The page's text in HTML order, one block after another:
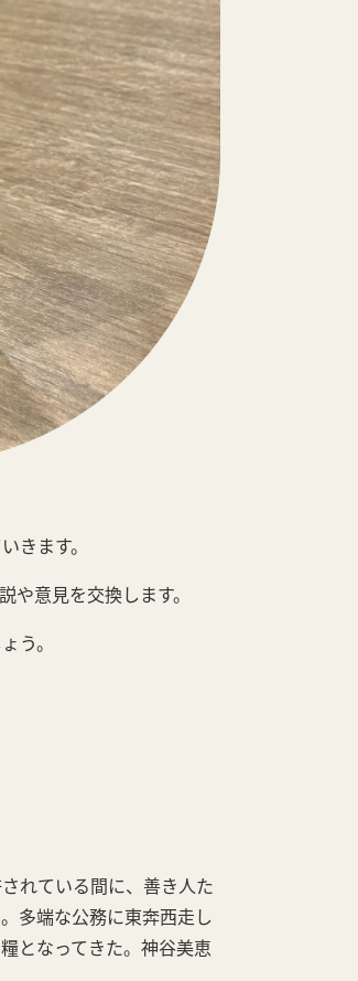
きます。
意見を交換します。
う。
れている間に、善き人た
多端な公務に東奔西走し
となってきた。神谷美恵